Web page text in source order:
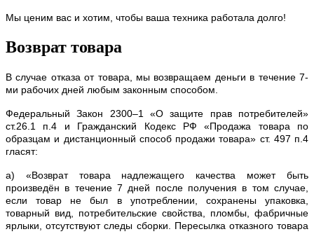
Мы ценим вас и хотим, чтобы ваша техника работала долго!
Возврат товара
В случае отказа от товара, мы возвращаем деньги в течение 7-
ми рабочих дней любым законным способом.
Федеральный Закон 2300–1 «О защите прав потребителей»
ст.26.1 п.4 и Гражданский Кодекс РФ «Продажа товара по
образцам и дистанционный способ продажи товара» ст. 497 п.4
гласят:
а) «Возврат товара надлежащего качества может быть
произведён в течение 7 дней после получения в том случае,
если товар не был в употреблении, сохранены упаковка,
товарный вид, потребительские свойства, пломбы, фабричные
ярлыки, отсутствуют следы сборки. Пересылка отказного товара